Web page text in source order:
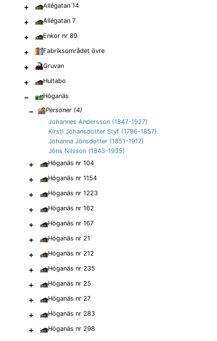
+ Allégatan 14
+ Allégatan 7
+ Enkor nr 89
+ Fabriksområdet övre
+ Gruvan
+ Hultabo
− Höganäs
− Personer (4)
Johannes Andersson (1847-1927)
Kirsti Johansdotter Styf (1796-1857)
Johanna Jönsdotter (1851-1917)
Jöns Nilsson (1843-1935)
+ Höganäs nr 104
+ Höganäs nr 1154
+ Höganäs nr 1223
+ Höganäs nr 162
+ Höganäs nr 167
+ Höganäs nr 21
+ Höganäs nr 212
+ Höganäs nr 235
+ Höganäs nr 25
+ Höganäs nr 27
+ Höganäs nr 283
+ Höganäs nr 298